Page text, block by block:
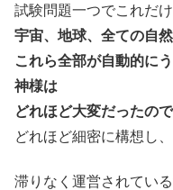
試験問題一つでこれだ
宇宙、地球、全ての自
これら全部が自動的に
神様は
どれほど大変だったので
どれほど細密に構想し
滞りなく運営されてい